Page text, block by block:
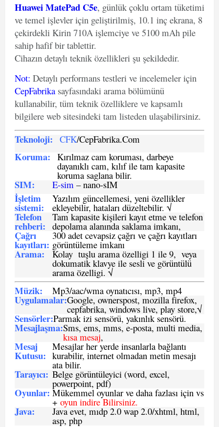
Huawei MatePad C5e, günlük çoklu ortam tüketimi
ve temel işlevler için geliştirilmiş, 10.1 inç ekrana, 8
çekirdekli Kirin 710A işlemciye ve 5100 mAh pile
sahip hafif bir tablettir.
Cihazın detaylı teknik özellikleri şu şekildedir.
Not: Detaylı performans testleri ve incelemeler için
CepFabrika sayfasındaki arama bölümünü
kullanabilir, tüm teknik özelliklere ve kapsamlı
bilgilere web sitesindeki tam listeden ulaşabilirsiniz.
Teknoloji: CFK/CepFabrika.Com
Koruma: Kırılmaz cam koruması, darbeye
dayanıklı cam, kılıf ile tam kapasite
koruma saglana bilir.
SIM: E-sim – nano-sIM
İşletim
sistemi:
Yazılım güncellemesi, yeni özellikler
ekleyebilir, hataları düzeltebilir. √
Telefon
rehberi:
Tam kapasite kişileri kayıt etme ve telefon
depolama alanında saklama imkanı,
Çağrı
kayıtları:
300 adet cevapsiz çağrı ve çağrı kayıtları
görüntüleme imkanı
Arama: Kolay tuşlu arama özelligi 1 ile 9, veya
dokumatik klavye ile sesli ve görüntülü
arama özelligi. √
Müzik: Mp3/aac/wma oynatıcısı, mp3, mp4
Uygulamalar:Google, ownerspost, mozilla firefox,
cepfabrika, windows live, play store,√
Sensörler:Parmak izi sensörü, yakınlık sensörü.
Mesajlaşma:Sms, ems, mms, e-posta, multi media,
kısa mesaj,
Mesaj
Kutusu:
Mesajlar her yerde insanlarla bağlantı
kurabilir, internet olmadan metin mesajı
ata bilir.
Tarayıcı: Belge görüntüleyici (word, excel,
powerpoint, pdf)
Oyunlar: Mükemmel oyunlar ve daha fazlası için vs
+ oyun indire Bilirsiniz.
Java: Java evet, mıdp 2.0 wap 2.0/xhtml, html,
asp, php